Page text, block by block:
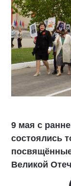
9 мая с
состоялись
Великой